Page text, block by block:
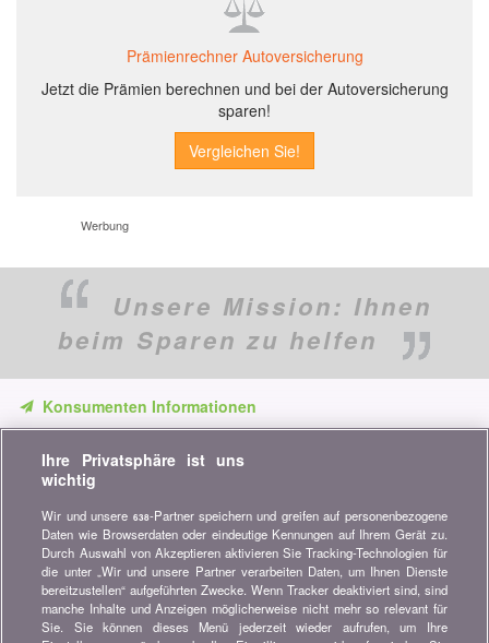
Prämienrechner Autoversicherung
Jetzt die Prämien berechnen und bei der Autoversicherung
sparen!
Werbung
Unsere Mission: Ihnen
beim Sparen zu helfen
Konsumenten Informationen
unsere Vergleiche, Ratschläge und Tipps in den Bereichen
Versicherung, Finanzen, Konsumgüter und vieles mehr...
Newsletter bestellen
Treten Sie unserer Community bei
Bleiben Sie auf dem neuesten Stand, finden Sie alle Ratschläge
und Tipps zum Sparen auf:
Ihre Privatsphäre ist uns
wichtig
Wir und unsere 638-Partner speichern und greifen auf personenbezogene
Daten wie Browserdaten oder eindeutige Kennungen auf Ihrem Gerät zu.
Durch Auswahl von Akzeptieren aktivieren Sie Tracking-Technologien für
die unter „Wir und unsere Partner verarbeiten Daten, um Ihnen Dienste
bereitzustellen“ aufgeführten Zwecke. Wenn Tracker deaktiviert sind, sind
manche Inhalte und Anzeigen möglicherweise nicht mehr so relevant für
Sie. Sie können dieses Menü jederzeit wieder aufrufen, um Ihre